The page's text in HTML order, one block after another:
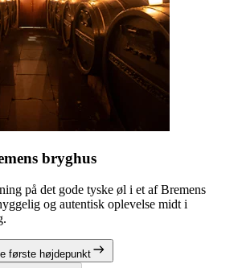
bryghus
på det gode tyske øl i et af Bremens
og autentisk oplevelse midt i
første højdepunkt